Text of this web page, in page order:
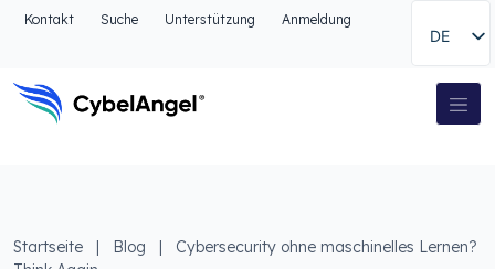
Zum Kopfbereich
Zur Suche gehen
Zum Fußbereich
Kontakt Suche Unterstützung Anmeldung
DE
Hauptnavigation
Startseite | Blog |
Cybersecurity ohne maschinelles Lernen?